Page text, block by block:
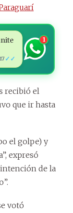
✓✓
1
recibió el
que ir hasta
el golpe) y
expresó
de la
votó